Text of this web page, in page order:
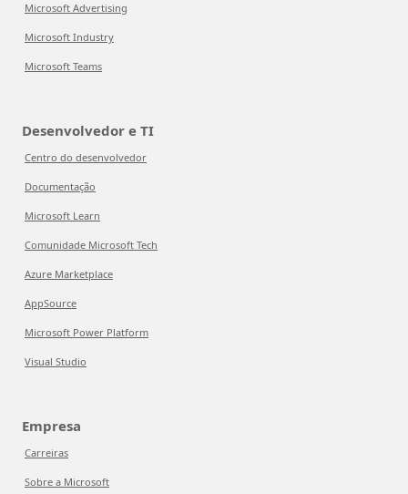
Microsoft Advertising
Microsoft Industry
Microsoft Teams
Desenvolvedor e TI
Centro do desenvolvedor
Documentação
Microsoft Learn
Comunidade Microsoft Tech
Azure Marketplace
AppSource
Microsoft Power Platform
Visual Studio
Empresa
Carreiras
Sobre a Microsoft